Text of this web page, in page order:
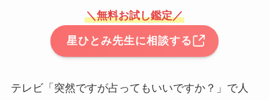
＼無料お試し鑑定／
星ひとみ先生に相談する
テレビ「突然ですが占ってもいいですか？」で人